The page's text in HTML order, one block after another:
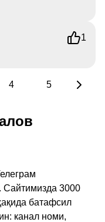
1
4 5
Сайтимизда 3000
батафсил
канал номи,